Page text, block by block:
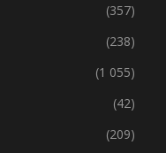
(4 584)
(357)
(238)
(1 055)
(42)